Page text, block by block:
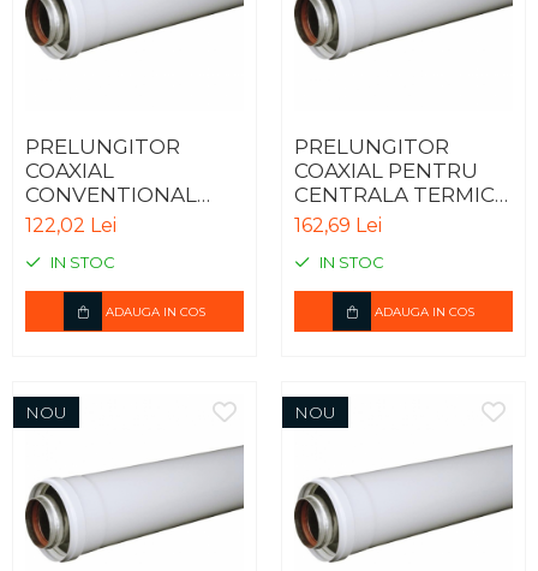
PRELUNGITOR
COAXIAL
CONVENTIONAL
PENTRU CENTRALA
TERMICA - 0.5m
122,02 Lei
IN STOC
ADAUGA IN COS
PRELUNGITOR
COAXIAL PENTRU
CENTRALA TERMICA
IN CONDENSARE -
0.5m
162,69 Lei
IN STOC
ADAUGA IN COS
NOU NOU